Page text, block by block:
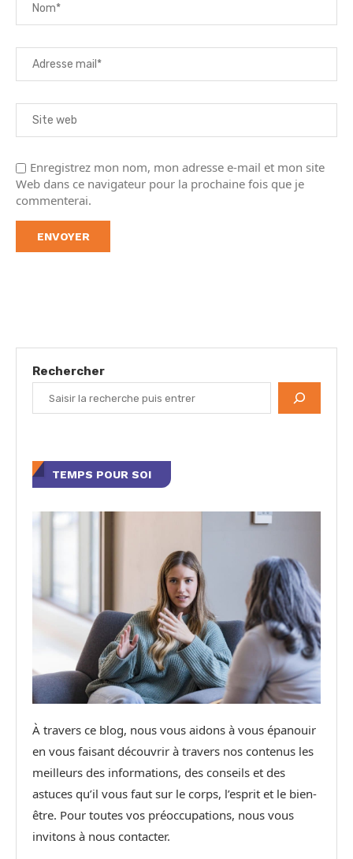
Enregistrez mon nom, mon adresse e-mail et mon site
Web dans ce navigateur pour la prochaine fois que je
commenterai.
Rechercher
TEMPS POUR SOI
À travers ce blog, nous vous aidons à vous épanouir
en vous faisant découvrir à travers nos contenus les
meilleurs des informations, des conseils et des
astuces qu’il vous faut sur le corps, l’esprit et le bien-
être. Pour toutes vos préoccupations, nous vous
invitons à nous contacter.